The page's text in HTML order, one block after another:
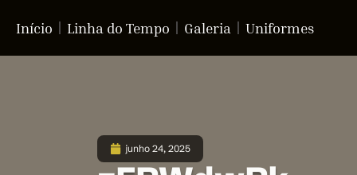
Início Linha do Tempo Galeria Uniformes
junho 24, 2025